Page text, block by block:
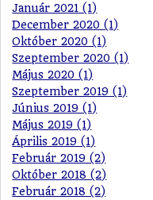
Január 2021 (1)
December 2020 (1)
Október 2020 (1)
Szeptember 2020 (1)
Május 2020 (1)
Szeptember 2019 (1)
Június 2019 (1)
Május 2019 (1)
Április 2019 (1)
Február 2019 (2)
Október 2018 (2)
Február 2018 (2)